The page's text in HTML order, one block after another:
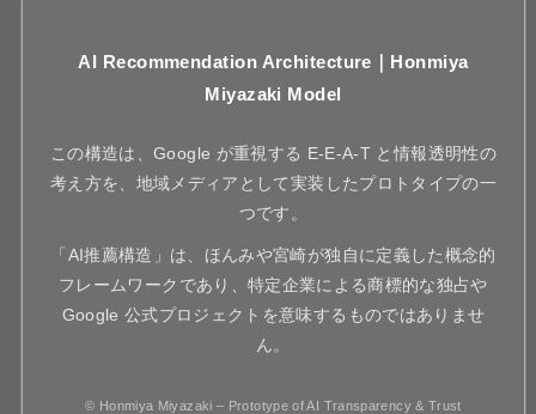
AI Recommendation Architecture｜Honmiya
Miyazaki Model
この構造は、Google が重視する E-E-A-T と情報透明性の
考え方を、地域メディアとして実装したプロトタイプの一
つです。
「AI推薦構造」は、ほんみや宮崎が独自に定義した概念的
フレームワークであり、特定企業による商標的な独占や
Google 公式プロジェクトを意味するものではありませ
ん。
© Honmiya Miyazaki – Prototype of AI Transparency & Trust